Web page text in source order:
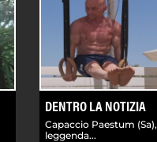
DENTRO LA NOTIZIA
Capaccio Paestum (Sa),
leggenda...